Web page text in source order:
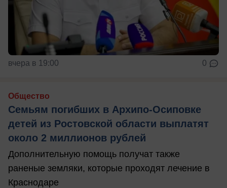
вчера в 19:00 0
Общество
Семьям погибших в Архипо-Осиповке
детей из Ростовской области выплатят
около 2 миллионов рублей
Дополнительную помощь получат также
раненые земляки, которые проходят лечение в
Краснодаре